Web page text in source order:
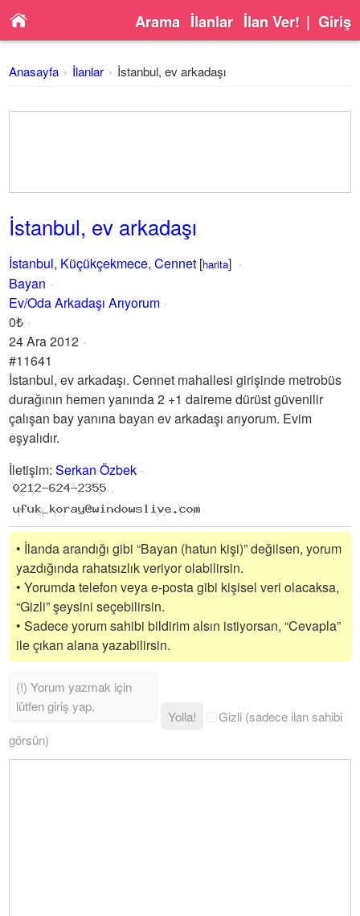
Arama İlanlar İlan Ver! | Giriş
Anasayfa İlanlar İstanbul, ev arkadaşı
İstanbul, ev arkadaşı
İstanbul, Küçükçekmece,Cennet [harita]
Bayan
Ev/Oda Arkadaşı Arıyorum
0₺
24 Ara 2012
#11641
İstanbul, ev arkadaşı. Cennet mahallesi girişinde metrobüs
durağının hemen yanında 2 +1 daireme dürüst güvenilir
çalışan bay yanına bayan ev arkadaşı arıyorum. Evim
eşyalıdır.
İletişim:Serkan Özbek
• İlanda arandığı gibi “Bayan (hatun kişi)” değilsen, yorum
yazdığında rahatsızlık veriyor olabilirsin.
• Yorumda telefon veya e-posta gibi kişisel veri olacaksa,
“Gizli” şeysini seçebilirsin.
• Sadece yorum sahibi bildirim alsın istiyorsan, “Cevapla”
ile çıkan alana yazabilirsin.
Yolla!
Gizli (sadece ilan sahibi
görsün)